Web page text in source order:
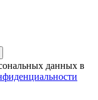
данных в